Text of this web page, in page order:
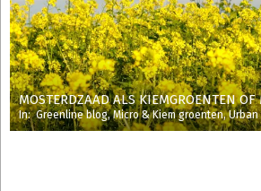
MOSTERDZAAD ALS KIEMGROENTEN OF
In: Greenline blog,Micro & Kiem groenten,Urban